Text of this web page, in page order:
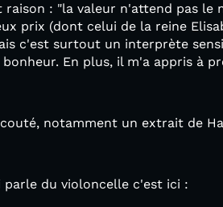
: "la valeur n'attend pas le
prix (dont celui de la reine
c'est surtout un interprète
En plus, il m'a appris à
notamment un extrait de
du violoncelle c'est ici :